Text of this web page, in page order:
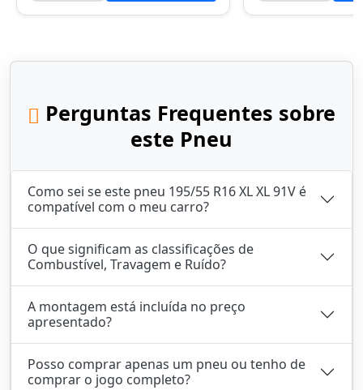
Perguntas Frequentes sobre
este Pneu
Como sei se este pneu 195/55 R16 XL XL 91V é
compatível com o meu carro?
O que significam as classificações de
Combustível, Travagem e Ruído?
A montagem está incluída no preço
apresentado?
Posso comprar apenas um pneu ou tenho de
comprar o jogo completo?